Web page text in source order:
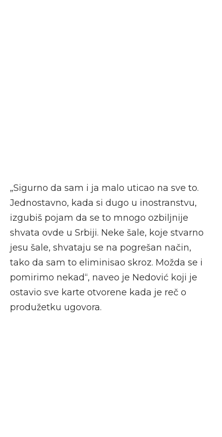
„Sigurno da sam i ja malo uticao na sve to.
Jednostavno, kada si dugo u inostranstvu,
izgubiš pojam da se to mnogo ozbiljnije
shvata ovde u Srbiji. Neke šale, koje stvarno
jesu šale, shvataju se na pogrešan način,
tako da sam to eliminisao skroz. Možda se i
pomirimo nekad“, naveo je Nedović koji je
ostavio sve karte otvorene kada je reč o
produžetku ugovora.